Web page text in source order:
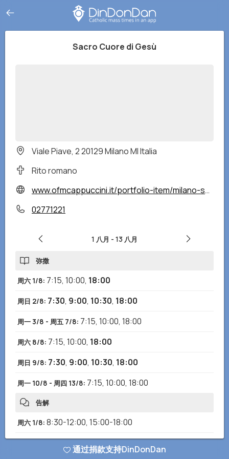
Sacro Cuore di Gesù
Viale Piave, 2 20129 Milano MI Italia
Rito romano
www.ofmcappuccini.it/portfolio-item/milano-sacro-cuore/
02771221
1 八月 - 13 八月
弥撒
周六 1/8: 7:15, 10:00, 18:00
周日 2/8: 7:30, 9:00, 10:30, 18:00
周一 3/8 - 周五 7/8: 7:15, 10:00, 18:00
周六 8/8: 7:15, 10:00, 18:00
周日 9/8: 7:30, 9:00, 10:30, 18:00
周一 10/8 - 周四 13/8: 7:15, 10:00, 18:00
告解
周六 1/8: 8:30-12:00, 15:00-18:00
8:30-12:00,16:30-18:00
通过捐款支持DinDonDan